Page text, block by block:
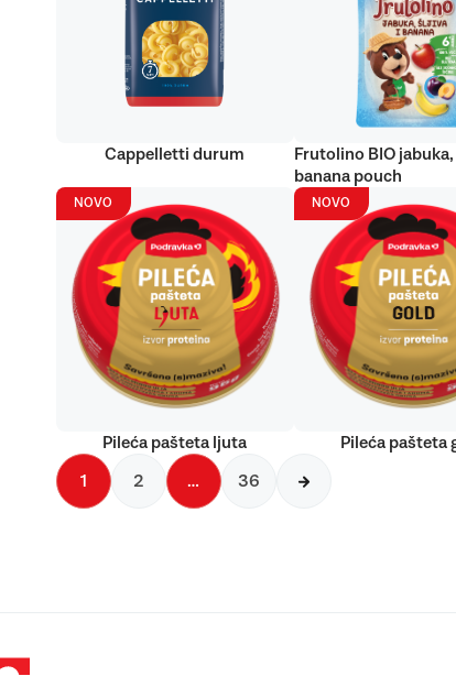
Cappelletti durum
Frutolino BIO
banana pouch
NOVO
Pileća pašteta ljuta
NOVO
Pileća pašteta
1 2 … 36